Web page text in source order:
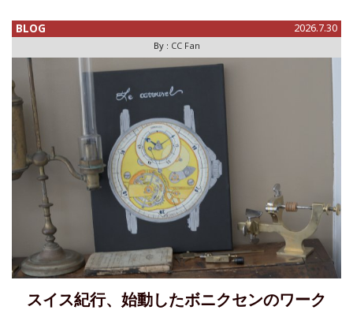
囲気のレザースト
BLOG 2026.7.30
By : CC Fan
スイス紀行、始動したボニクセンのワーク